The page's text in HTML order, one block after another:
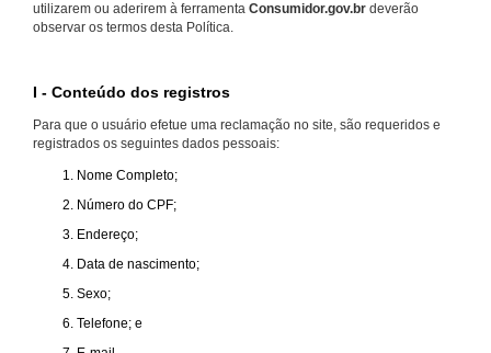
utilizarem ou aderirem à ferramenta Consumidor.gov.br deverão
observar os termos desta Política.
I - Conteúdo dos registros
Para que o usuário efetue uma reclamação no site, são requeridos e
registrados os seguintes dados pessoais:
Nome Completo;
Número do CPF;
Endereço;
Data de nascimento;
Sexo;
Telefone; e